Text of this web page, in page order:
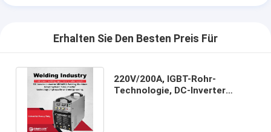
Erhalten Sie Den Besten Preis Für
220V/200A, IGBT-Rohr-
Technologie, DC-Inverter